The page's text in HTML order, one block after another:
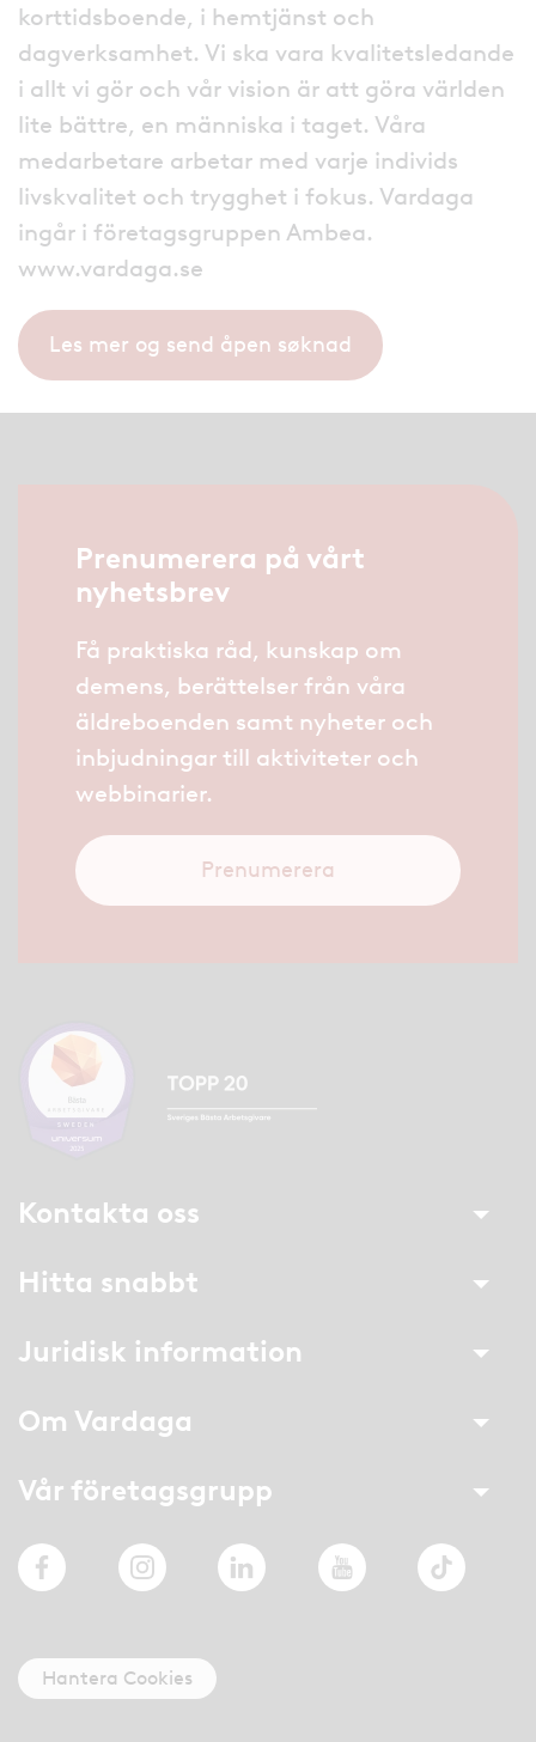
korttidsboende, i hemtjänst och
dagverksamhet. Vi ska vara kvalitetsledande
i allt vi gör och vår vision är att göra världen
lite bättre, en människa i taget. Våra
medarbetare arbetar med varje individs
livskvalitet och trygghet i fokus. Vardaga
ingår i företagsgruppen Ambea.
www.vardaga.se
Les mer og send åpen søknad
Prenumerera på vårt
nyhetsbrev
Få praktiska råd, kunskap om
demens, berättelser från våra
äldreboenden samt nyheter och
inbjudningar till aktiviteter och
webbinarier.
Prenumerera
Kontakta oss
Hitta snabbt
Juridisk information
Om Vardaga
Vår företagsgrupp
FacebookInstagramLinkedIn YouTube TikTok
Hantera Cookies